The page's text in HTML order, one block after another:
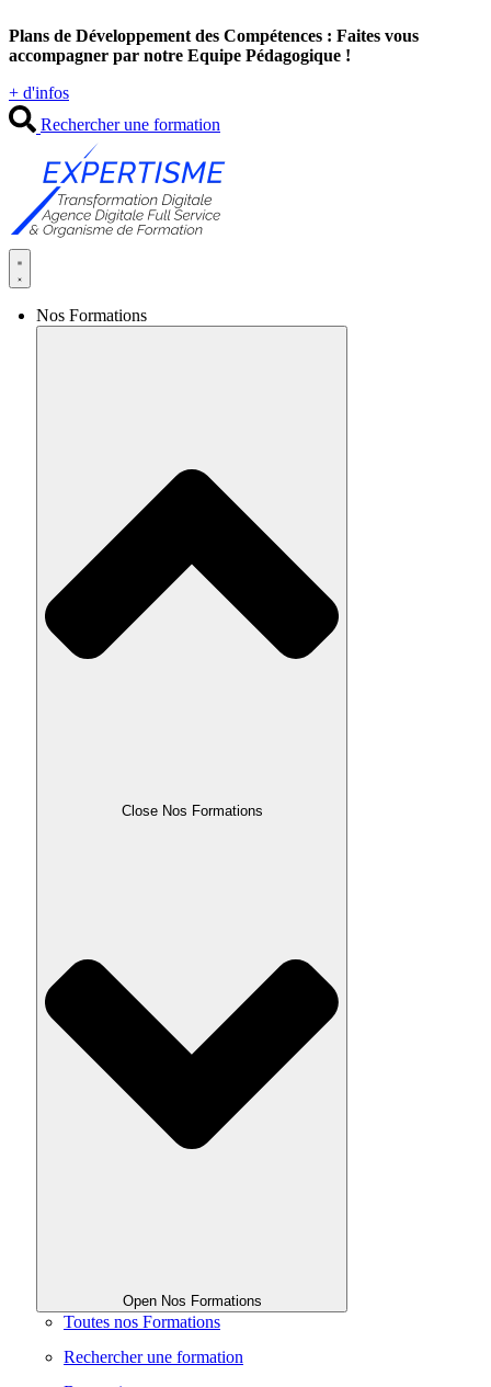
au
contenu
Plans de Développement des Compétences : Faites vous
accompagner par notre Equipe Pédagogique !
+ d'infos
Rechercher une formation
Nos Formations
Close Nos Formations
Open Nos Formations
Toutes nos Formations
Rechercher une formation